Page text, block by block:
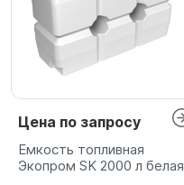
Цена по запросу
Емкость топливная
Экопром SK 2000 л белая